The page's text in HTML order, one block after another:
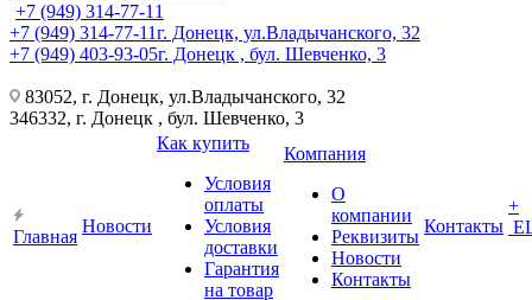
+7 (949) 314-77-11
+7 (949) 314-77-11г. Донецк, ул.Владычанского, 32
+7 (949) 403-93-05г. Донецк , бул. Шевченко, 3
83052, г. Донецк, ул.Владычанского, 32
346332, г. Донецк , бул. Шевченко, 3
Главная
Новости
Как купить
Условия
оплаты
Условия
доставки
Гарантия
на товар
Компания
О
компании
Реквизиты
Новости
Контакты
Контакты
+